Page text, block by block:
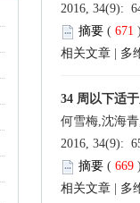
2016, 34(9):
摘要 (671
相关文章
多
34 周以下适
何雪梅,沈海
2016, 34(9):
摘要 (669
相关文章
多